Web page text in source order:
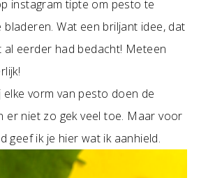
instagram tipte om pesto te
bladeren. Wat een briljant idee, dat
al eerder had bedacht! Meteen
elke vorm van pesto doen de
er niet zo gek veel toe. Maar voor
geef ik je hier wat ik aanhield.